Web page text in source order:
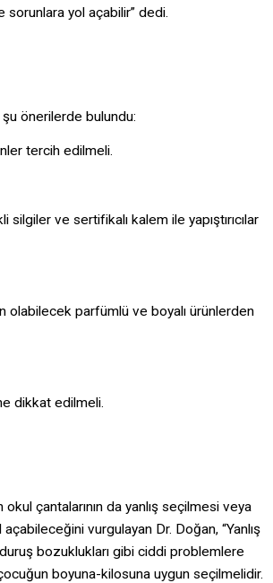
yol açabilir” dedi.
önerilerde bulundu:
tercih edilmeli.
ve sertifikalı kalem ile yapıştırıcılar
olabilecek parfümlü ve boyalı ürünlerden
dikkat edilmeli.
okul çantalarının da yanlış seçilmesi veya
açabileceğini vurgulayan Dr. Doğan, “Yanlış
bozuklukları gibi ciddi problemlere
boyuna-kilosuna uygun seçilmelidir.